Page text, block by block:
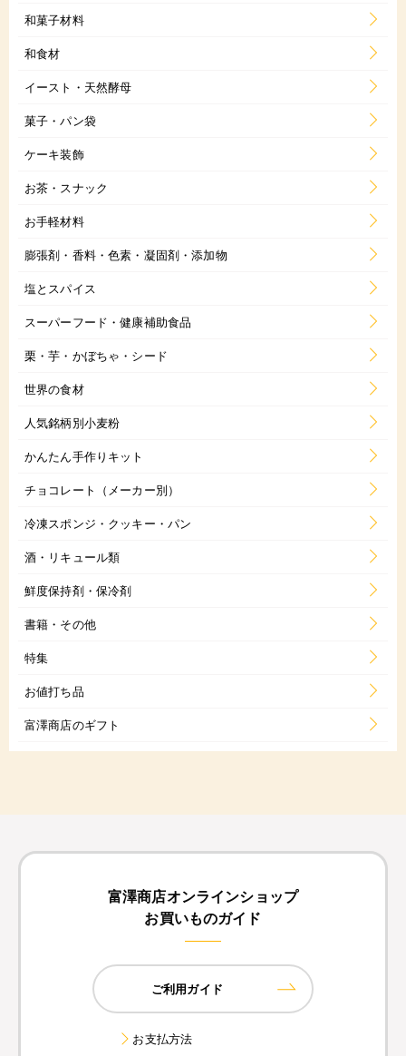
和菓子材料
和食材
イースト・天然酵母
菓子・パン袋
ケーキ装飾
お茶・スナック
お手軽材料
膨張剤・香料・色素・凝固剤・添加物
塩とスパイス
スーパーフード・健康補助食品
栗・芋・かぼちゃ・シード
世界の食材
人気銘柄別小麦粉
かんたん手作りキット
チョコレート（メーカー別）
冷凍スポンジ・クッキー・パン
酒・リキュール類
鮮度保持剤・保冷剤
書籍・その他
特集
お値打ち品
富澤商店のギフト
富澤商店オンラインショップ
お買いものガイド
ご利用ガイド
お支払方法